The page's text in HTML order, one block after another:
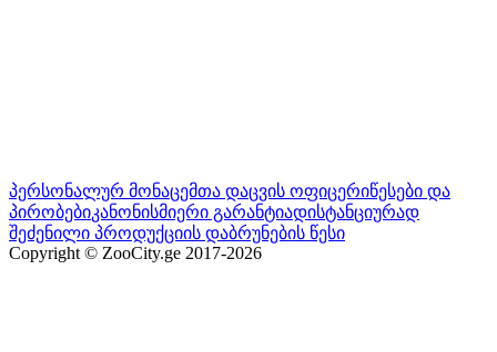
პერსონალურ მონაცემთა დაცვის ოფიცერიწესები და
პირობებიკანონისმიერი გარანტიადისტანციურად
შეძენილი პროდუქციის დაბრუნების წესი
Copyright © ZooCity.ge 2017-2026